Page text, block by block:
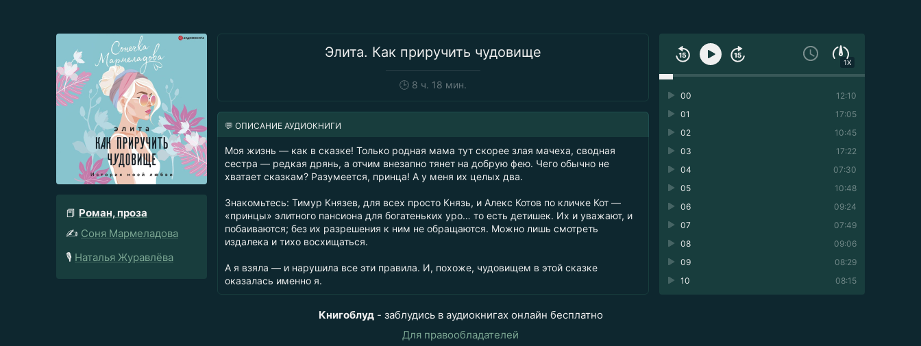
Элита. Как приручить чудовище
🕒 8 ч. 18 мин.
📕 Роман, проза
✍️ Соня Мармеладова
🎙️ Наталья Журавлёва
1X
12:10
00
17:05
01
10:45
02
17:22
03
07:30
04
10:48
05
09:24
06
07:49
07
09:06
08
08:29
09
08:15
10
💬 ОПИСАНИЕ АУДИОКНИГИ
Моя жизнь — как в сказке! Только родная мама тут скорее злая мачеха, сводная
сестра — редкая дрянь, а отчим внезапно тянет на добрую фею. Чего обычно не
хватает сказкам? Разумеется, принца! А у меня их целых два.
Знакомьтесь: Тимур Князев, для всех просто Князь, и Алекс Котов по кличке Кот —
«принцы» элитного пансиона для богатеньких уро… то есть детишек. Их и уважают, и
побаиваются; без их разрешения к ним не обращаются. Можно лишь смотреть
издалека и тихо восхищаться.
А я взяла — и нарушила все эти правила. И, похоже, чудовищем в этой сказке
оказалась именно я.
Книгоблуд- заблудись в аудиокнигах онлайн бесплатно
Для правообладателей